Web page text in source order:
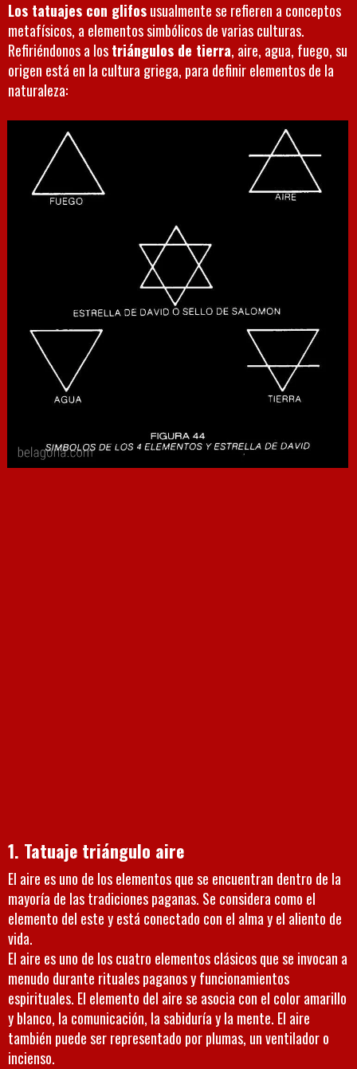
Los tatuajes con glifosusualmente se refieren a conceptos
metafísicos, a elementos simbólicos de varias culturas.
Refiriéndonos a lostriángulos de tierra, aire, agua, fuego, su
origen está en la cultura griega, para definir elementos de la
naturaleza:
1. Tatuaje triángulo aire
El aire es uno de los elementos que se encuentran dentro de la
mayoría de las tradiciones paganas. Se considera como el
elemento del este y está conectado con el alma y el aliento de
vida.
El aire es uno de los cuatro elementos clásicos que se invocan a
menudo durante rituales paganos y funcionamientos
espirituales. El elemento del aire se asocia con el color amarillo
y blanco, la comunicación, la sabiduría y la mente. El aire
también puede ser representado por plumas, un ventilador o
incienso.